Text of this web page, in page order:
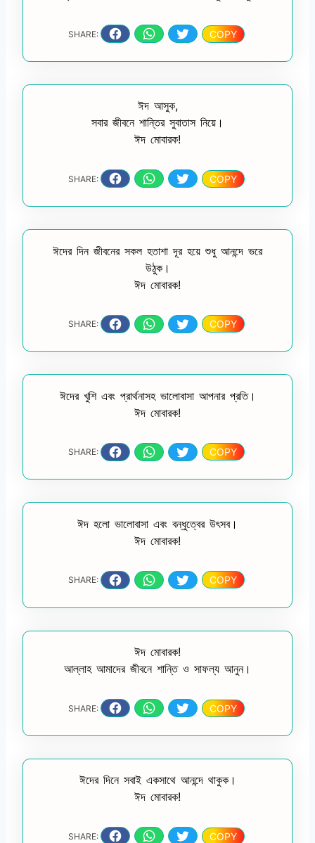
SHARE: COPY
ঈদ আসুক,
সবার জীবনে শান্তির সুবাতাস নিয়ে।
ঈদ মোবারক!
SHARE: COPY
ঈদের দিন জীবনের সকল হতাশা দূর হয়ে শুধু আনন্দে ভরে
উঠুক।
ঈদ মোবারক!
SHARE: COPY
ঈদের খুশি এবং প্রার্থনাসহ ভালোবাসা আপনার প্রতি।
ঈদ মোবারক!
SHARE: COPY
ঈদ হলো ভালোবাসা এবং বন্ধুত্বের উৎসব।
ঈদ মোবারক!
SHARE: COPY
ঈদ মোবারক!
আল্লাহ আমাদের জীবনে শান্তি ও সাফল্য আনুন।
SHARE: COPY
ঈদের দিনে সবাই একসাথে আনন্দে থাকুক।
ঈদ মোবারক!
SHARE: COPY